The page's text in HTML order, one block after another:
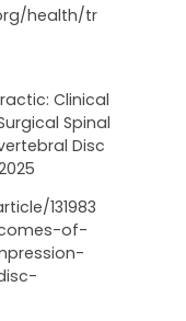
health/tr
Clinical
Spinal
Disc
131983
of-